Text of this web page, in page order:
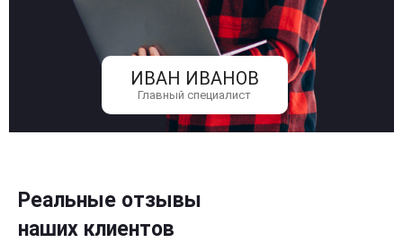
ИВАН ИВАНОВ
Главный специалист
Реальные отзывы
наших клиентов